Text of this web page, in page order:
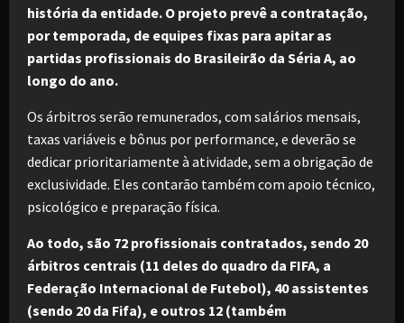
história da entidade. O projeto prevê a contratação,
por temporada, de equipes fixas para apitar as
partidas profissionais do Brasileirão da Séria A, ao
longo do ano.
Os árbitros serão remunerados, com salários mensais,
taxas variáveis e bônus por performance, e deverão se
dedicar prioritariamente à atividade, sem a obrigação de
exclusividade. Eles contarão também com apoio técnico,
psicológico e preparação física.
Ao todo, são 72 profissionais contratados, sendo 20
árbitros centrais (11 deles do quadro da FIFA, a
Federação Internacional de Futebol), 40 assistentes
(sendo 20 da Fifa), e outros 12 (também